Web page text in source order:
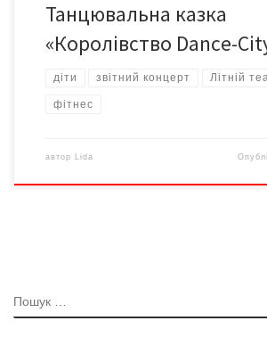
Танцювальна казка
«Королівство Dance-
діти звітний концерт Літній
фітнес
автор Lida
ПОШУК